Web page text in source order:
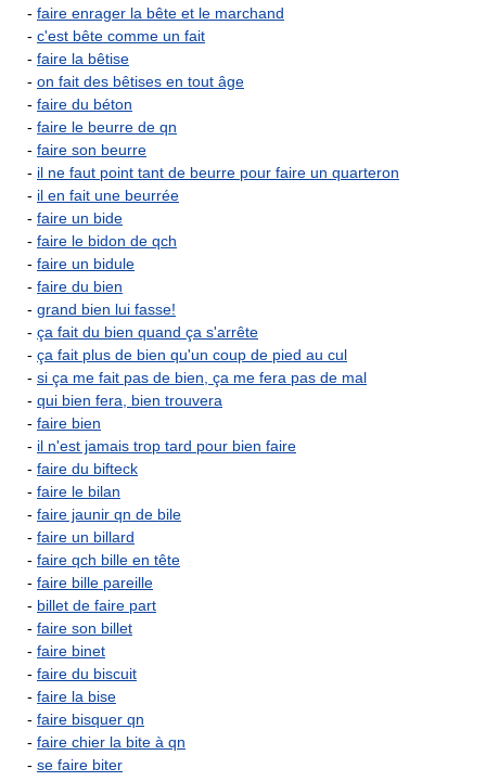
- faire enrager la bête et le marchand
- c'est bête comme un fait
- faire la bêtise
- on fait des bêtises en tout âge
- faire du béton
- faire le beurre de qn
- faire son beurre
- il ne faut point tant de beurre pour faire un quarteron
- il en fait une beurrée
- faire un bide
- faire le bidon de qch
- faire un bidule
- faire du bien
- grand bien lui fasse!
- ça fait du bien quand ça s'arrête
- ça fait plus de bien qu'un coup de pied au cul
- si ça me fait pas de bien, ça me fera pas de mal
- qui bien fera, bien trouvera
- faire bien
- il n'est jamais trop tard pour bien faire
- faire du bifteck
- faire le bilan
- faire jaunir qn de bile
- faire un billard
- faire qch bille en tête
- faire bille pareille
- billet de faire part
- faire son billet
- faire binet
- faire du biscuit
- faire la bise
- faire bisquer qn
- faire chier la bite à qn
- se faire biter